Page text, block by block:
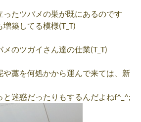
ったツバメの巣が既にあるのです
築してる模様(T_T)
のツガイさん達の仕業(T_T)
や藁を何処かから運んで来ては、新
迷惑だったりもするんだよねf^_^;